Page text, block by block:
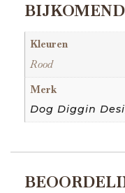
Kleuren
Rood
Merk
Dog Diggin